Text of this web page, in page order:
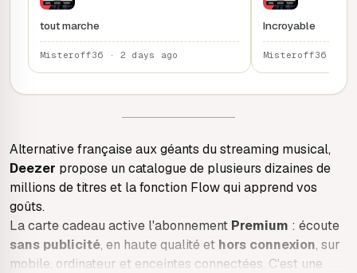
tout marche
Misteroff36 · 2 days ago
Incroyable
Misteroff36 · 2
Alternative française aux géants du streaming musical,
Deezer propose un catalogue de plusieurs dizaines de
millions de titres et la fonction Flow qui apprend vos
goûts.
La carte cadeau active l'abonnement Premium : écoute
sans publicité, en haute qualité et hors connexion, sur
mobile, ordinateur et enceintes connectées. C'est une